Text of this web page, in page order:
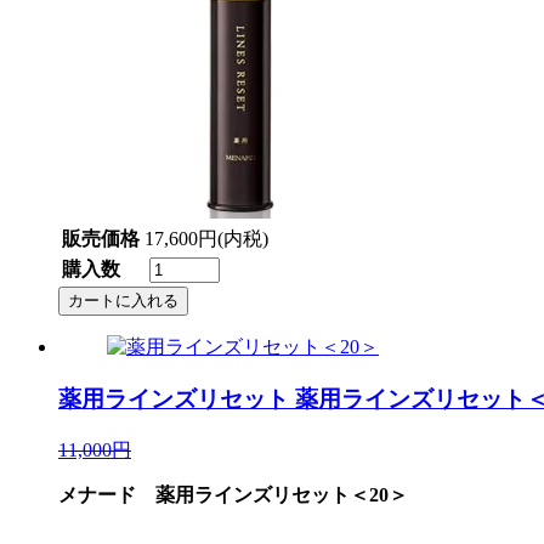
販売価格 17,600円(内税)
購入数
薬用ラインズリセット 薬用ラインズリセット
11,000円
メナード 薬用ラインズリセット＜20＞